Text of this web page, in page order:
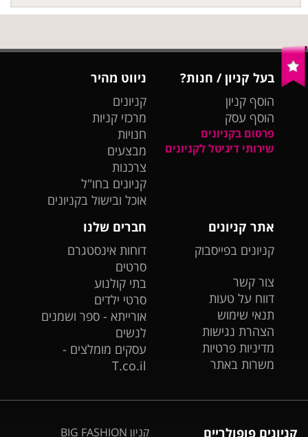
בעל קניון / חנות?
הוסף קניון
הוסף עסק
פרסום בקניונים
שירותי דיגיטל לקניונים
ניווט מהיר
קניונים
מרכזי קניות
חנויות
מבצעים
צרכנות
קניונים בחו"ל
אוכל ובישול בקניונים
אתר קניונים
קניונים בפייסבוק
צור קשר
דווח על טעות
תנאי שימוש
הצהרת נגישות
מדיניות פרטיות
משרות באתר
חברים שלנו
דוחות אינסטגרם
סרטים
בתי קולנוע
סרטי ילדים
אורייתא - ספר ושמנים
לנשים
עסקים מומלצים -
T.co.il
קניונים פופולריים קניון BIG FASHION